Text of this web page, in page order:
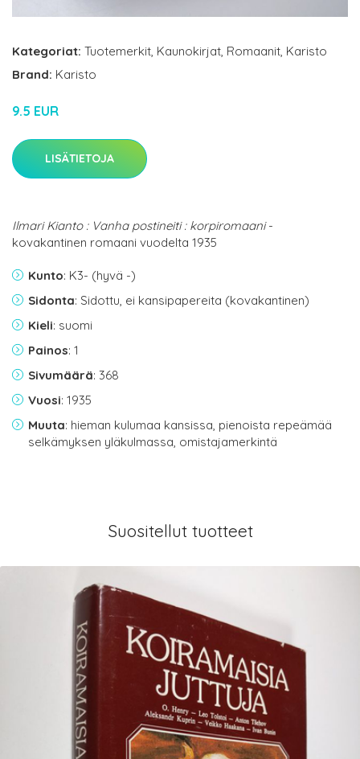
Kategoriat: Tuotemerkit, Kaunokirjat, Romaanit, Karisto
Brand: Karisto
9.5 EUR
LISÄTIETOJA
Ilmari Kianto : Vanha postineiti : korpiromaani-
kovakantinen romaani vuodelta 1935
Kunto: K3- (hyvä -)
Sidonta: Sidottu, ei kansipapereita (kovakantinen)
Kieli: suomi
Painos: 1
Sivumäärä: 368
Vuosi: 1935
Muuta: hieman kulumaa kansissa, pienoista repeämää
selkämyksen yläkulmassa, omistajamerkintä
Suositellut tuotteet